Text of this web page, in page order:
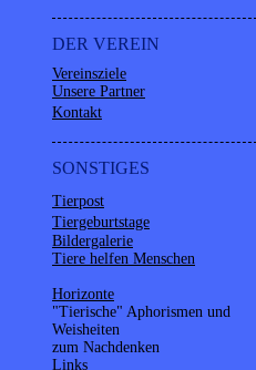
DER VEREIN
Vereinsziele
Unsere Partner
Kontakt
SONSTIGES
Tierpost
Tiergeburtstage
Bildergalerie
Tiere helfen Menschen
Horizonte
"Tierische" Aphorismen und
Weisheiten
zum Nachdenken
Links